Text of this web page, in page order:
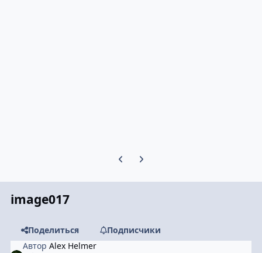
Предыдущий слайд карусели
Следующий слайд карусели
image017
Поделиться
Подписчики
АвторAlex Helmer